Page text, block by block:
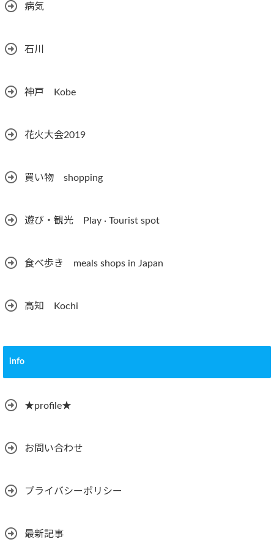
病気
石川
神戸 Kobe
花火大会2019
買い物 shopping
遊び・観光 Play · Tourist spot
食べ歩き meals shops in Japan
高知 Kochi
info
★profile★
お問い合わせ
プライバシーポリシー
最新記事